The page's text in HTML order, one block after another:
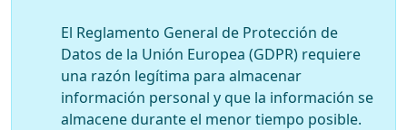
El Reglamento General de Protección de
Datos de la Unión Europea (GDPR) requiere
una razón legítima para almacenar
información personal y que la información se
almacene durante el menor tiempo posible.